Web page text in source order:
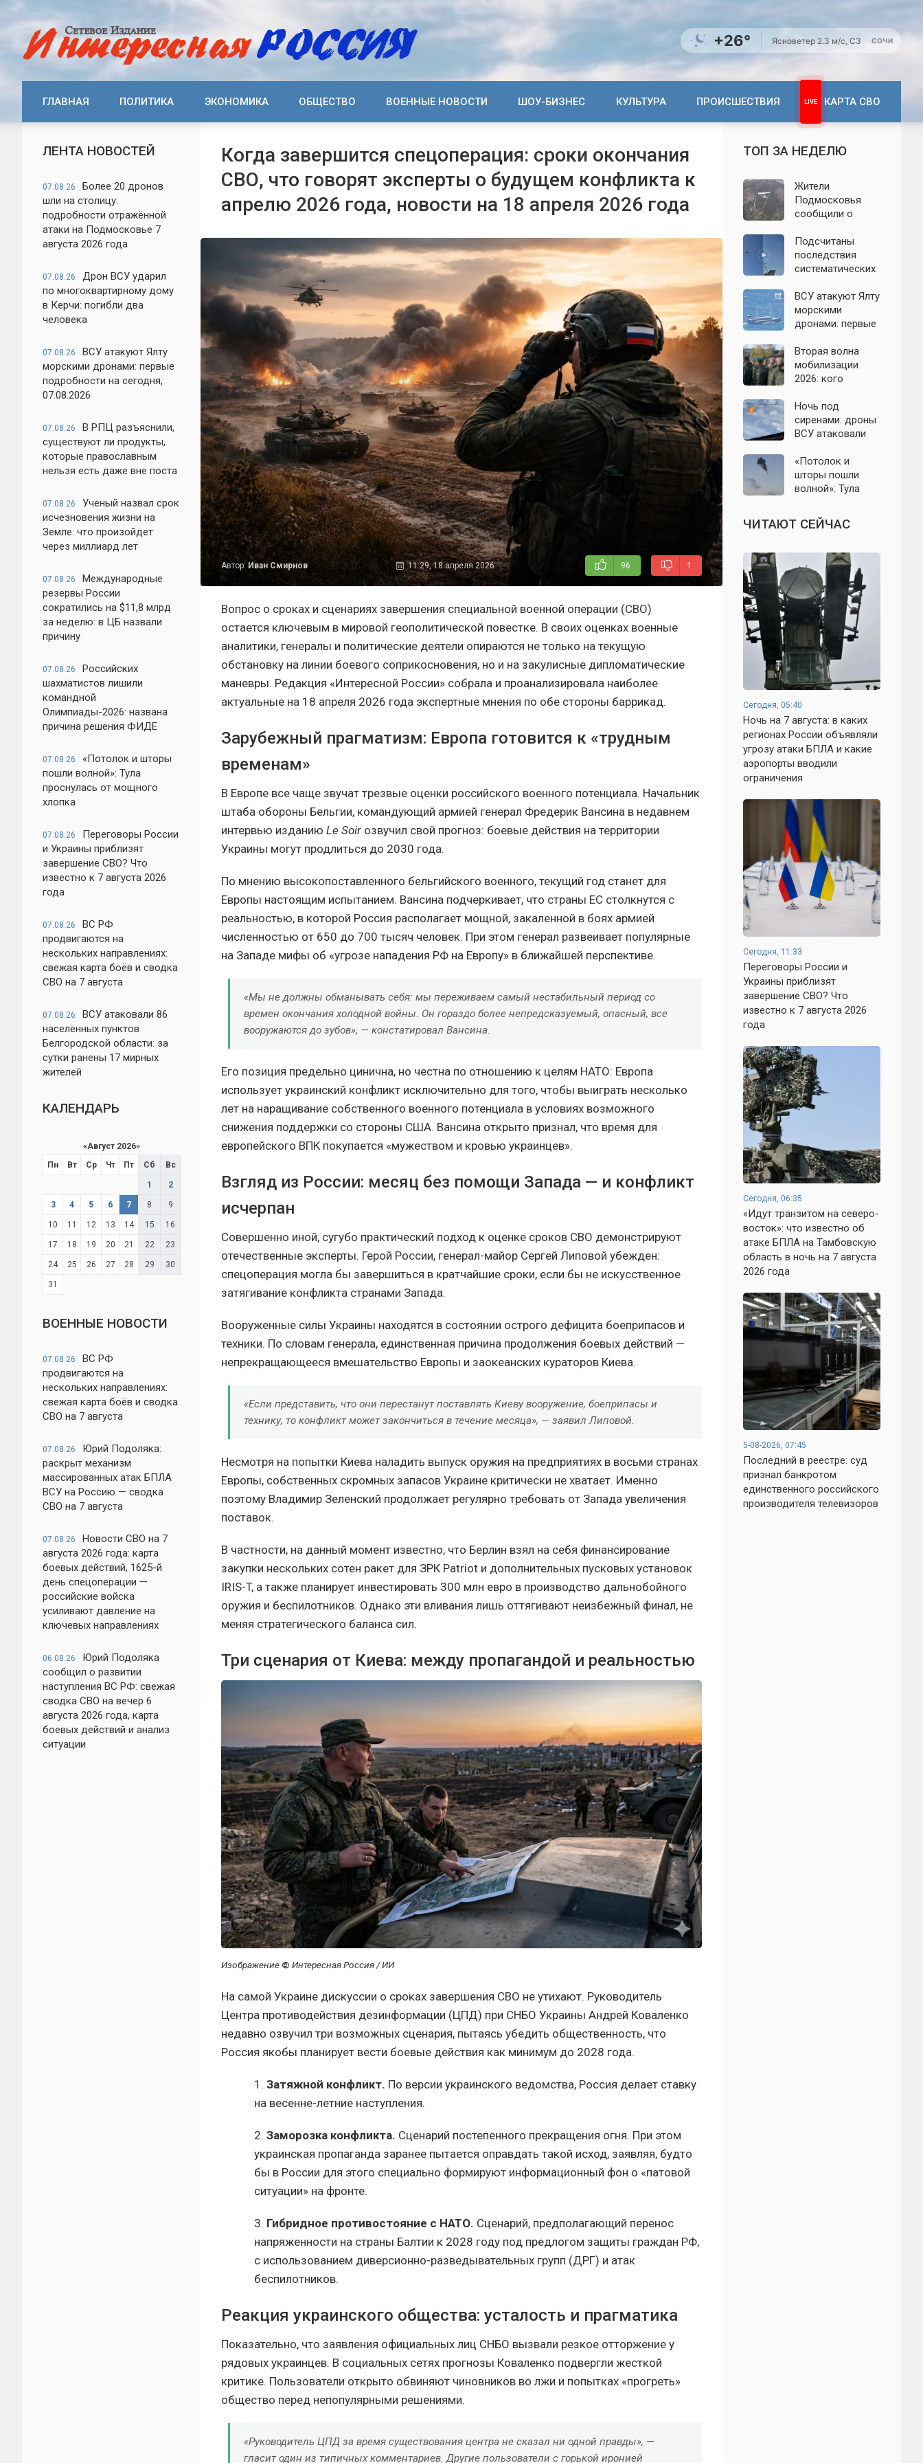
+26° Ясноветер 2.3 м/с, СЗ СОЧИ
ГЛАВНАЯ ПОЛИТИКА ЭКОНОМИКА ОБЩЕСТВО ВОЕННЫЕ НОВОСТИ ШОУ-БИЗНЕС КУЛЬТУРА ПРОИСШЕСТВИЯ КАРТА СВО
ЛЕНТА НОВОСТЕЙ
07.08.26
Более 20 дронов
шли на столицу:
подробности отражённой
атаки на Подмосковье 7
августа 2026 года
07.08.26
Дрон ВСУ ударил
по многоквартирному дому
в Керчи: погибли два
человека
07.08.26
ВСУ атакуют Ялту
морскими дронами: первые
подробности на сегодня,
07.08.2026
07.08.26
В РПЦ разъяснили,
существуют ли продукты,
которые православным
нельзя есть даже вне поста
07.08.26
Ученый назвал срок
исчезновения жизни на
Земле: что произойдет
через миллиард лет
07.08.26
Международные
резервы России
сократились на $11,8 млрд
за неделю: в ЦБ назвали
причину
07.08.26
Российских
шахматистов лишили
командной
Олимпиады-2026: названа
причина решения ФИДЕ
07.08.26
«Потолок и шторы
пошли волной»: Тула
проснулась от мощного
хлопка
07.08.26
Переговоры России
и Украины приблизят
завершение СВО? Что
известно к 7 августа 2026
года
07.08.26
ВС РФ
продвигаются на
нескольких направлениях:
свежая карта боёв и сводка
СВО на 7 августа
07.08.26
ВСУ атаковали 86
населённых пунктов
Белгородской области: за
сутки ранены 17 мирных
жителей
КАЛЕНДАРЬ
«Август 2026»
Пн
Вт Ср Чт Пт Сб Вс
1 2
3 4 5 6 7 8 9
10 11 12 13 14 15 16
17 18 19 20 21 22 23
24 25 26 27 28 29 30
31
ВОЕННЫЕ НОВОСТИ
07.08.26
ВС РФ
продвигаются на
нескольких направлениях:
свежая карта боёв и сводка
СВО на 7 августа
07.08.26
Юрий Подоляка:
раскрыт механизм
массированных атак БПЛА
ВСУ на Россию — сводка
СВО на 7 августа
07.08.26
Новости СВО на 7
августа 2026 года: карта
боевых действий, 1625-й
день спецоперации —
российские войска
усиливают давление на
ключевых направлениях
06.08.26
Юрий Подоляка
сообщил о развитии
наступления ВС РФ: свежая
сводка СВО на вечер 6
августа 2026 года, карта
боевых действий и анализ
ситуации
Когда завершится спецоперация: сроки окончания
СВО, что говорят эксперты о будущем конфликта к
апрелю 2026 года, новости на 18 апреля 2026 года
Автор: Иван Смирнов 11:29, 18 апреля 2026 96 1
Вопрос о сроках и сценариях завершения специальной военной операции (СВО)
остается ключевым в мировой геополитической повестке. В своих оценках военные
аналитики, генералы и политические деятели опираются не только на текущую
обстановку на линии боевого соприкосновения, но и на закулисные дипломатические
маневры. Редакция «Интересной России» собрала и проанализировала наиболее
актуальные на 18 апреля 2026 года экспертные мнения по обе стороны баррикад.
Зарубежный прагматизм: Европа готовится к «трудным
временам»
В Европе все чаще звучат трезвые оценки российского военного потенциала. Начальник
штаба обороны Бельгии, командующий армией генерал Фредерик Вансина в недавнем
интервью изданию Le Soir озвучил свой прогноз: боевые действия на территории
Украины могут продлиться до 2030 года.
По мнению высокопоставленного бельгийского военного, текущий год станет для
Европы настоящим испытанием. Вансина подчеркивает, что страны ЕС столкнутся с
реальностью, в которой Россия располагает мощной, закаленной в боях армией
численностью от 650 до 700 тысяч человек. При этом генерал развеивает популярные
на Западе мифы об «угрозе нападения РФ на Европу» в ближайшей перспективе.
«Мы не должны обманывать себя: мы переживаем самый нестабильный период со
времен окончания холодной войны. Он гораздо более непредсказуемый, опасный, все
вооружаются до зубов», — констатировал Вансина.
Его позиция предельно цинична, но честна по отношению к целям НАТО: Европа
использует украинский конфликт исключительно для того, чтобы выиграть несколько
лет на наращивание собственного военного потенциала в условиях возможного
снижения поддержки со стороны США. Вансина открыто признал, что время для
европейского ВПК покупается «мужеством и кровью украинцев».
Взгляд из России: месяц без помощи Запада — и конфликт
исчерпан
Совершенно иной, сугубо практический подход к оценке сроков СВО демонстрируют
отечественные эксперты. Герой России, генерал-майор Сергей Липовой убежден:
спецоперация могла бы завершиться в кратчайшие сроки, если бы не искусственное
затягивание конфликта странами Запада.
Вооруженные силы Украины находятся в состоянии острого дефицита боеприпасов и
техники. По словам генерала, единственная причина продолжения боевых действий —
непрекращающееся вмешательство Европы и заокеанских кураторов Киева.
«Если представить, что они перестанут поставлять Киеву вооружение, боеприпасы и
технику, то конфликт может закончиться в течение месяца», — заявил Липовой.
Несмотря на попытки Киева наладить выпуск оружия на предприятиях в восьми странах
Европы, собственных скромных запасов Украине критически не хватает. Именно
поэтому Владимир Зеленский продолжает регулярно требовать от Запада увеличения
поставок.
В частности, на данный момент известно, что Берлин взял на себя финансирование
закупки нескольких сотен ракет для ЗРК Patriot и дополнительных пусковых установок
IRIS-T, а также планирует инвестировать 300 млн евро в производство дальнобойного
оружия и беспилотников. Однако эти вливания лишь оттягивают неизбежный финал, не
меняя стратегического баланса сил.
Три сценария от Киева: между пропагандой и реальностью
Изображение © Интересная Россия / ИИ
На самой Украине дискуссии о сроках завершения СВО не утихают. Руководитель
Центра противодействия дезинформации (ЦПД) при СНБО Украины Андрей Коваленко
недавно озвучил три возможных сценария, пытаясь убедить общественность, что
Россия якобы планирует вести боевые действия как минимум до 2028 года.
1. Затяжной конфликт. По версии украинского ведомства, Россия делает ставку
на весенне-летние наступления.
2. Заморозка конфликта. Сценарий постепенного прекращения огня. При этом
украинская пропаганда заранее пытается оправдать такой исход, заявляя, будто
бы в России для этого специально формируют информационный фон о «патовой
ситуации» на фронте.
3. Гибридное противостояние с НАТО. Сценарий, предполагающий перенос
напряженности на страны Балтии к 2028 году под предлогом защиты граждан РФ,
с использованием диверсионно-разведывательных групп (ДРГ) и атак
беспилотников.
Реакция украинского общества: усталость и прагматика
Показательно, что заявления официальных лиц СНБО вызвали резкое отторжение у
рядовых украинцев. В социальных сетях прогнозы Коваленко подвергли жесткой
критике. Пользователи открыто обвиняют чиновников во лжи и попытках «прогреть»
общество перед непопулярными решениями.
«Руководитель ЦПД за время существования центра не сказал ни одной правды», —
гласит один из типичных комментариев. Другие пользователи с горькой иронией
ТОП ЗА НЕДЕЛЮ
Жители
Подмосковья
сообщили о
обнародованы
подробности о
налёте
августа
Подсчитаны
последствия
систематических
Ленинградскую
область: что
известно к 7
ВСУ атакуют Ялту
морскими
дронами: первые
сегодня,
07.08.2026
Вторая волна
мобилизации
2026: кого
ли реальные
признаки
Ночь под
сиренами: дроны
ВСУ атаковали
Евпаторию и
район Сакской
ТЭС
«Потолок и
шторы пошли
волной»: Тула
мощного хлопка
ЧИТАЮТ СЕЙЧАС
Сегодня, 05:40
Ночь на 7 августа: в каких
регионах России объявляли
угрозу атаки БПЛА и какие
аэропорты вводили
ограничения
Сегодня, 11:33
Переговоры России и
Украины приблизят
завершение СВО? Что
известно к 7 августа 2026
года
Сегодня, 06:35
«Идут транзитом на северо-
восток»: что известно об
атаке БПЛА на Тамбовскую
область в ночь на 7 августа
2026 года
5-08-2026, 07:45
Последний в реестре: суд
признал банкротом
единственного российского
производителя телевизоров